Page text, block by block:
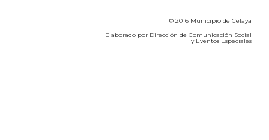
© 2016 Municipio de Celaya
Elaborado por Dirección de Comunicación Social
y Eventos Especiales